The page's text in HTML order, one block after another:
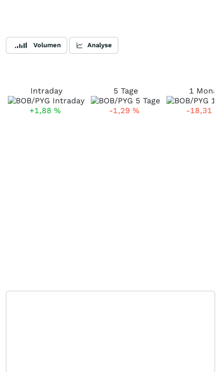
Volumen Analyse
Intraday
+1,88 %
5 Tage
-1,29 %
1
-18,31